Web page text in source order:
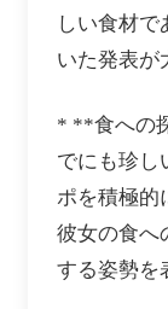
しい食材で
いた発表が
* **食への
でにも珍し
ポを積極的
彼女の食へ
する姿勢を